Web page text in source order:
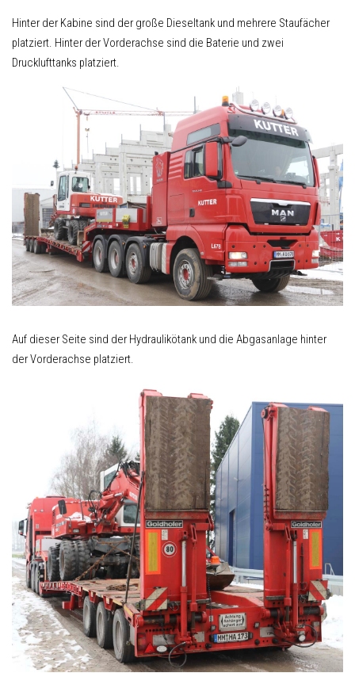
Hinter der Kabine sind der große Dieseltank und mehrere Staufächer
platziert. Hinter der Vorderachse sind die Baterie und zwei
Drucklufttanks platziert.
Auf dieser Seite sind der Hydraulikötank und die Abgasanlage hinter
der Vorderachse platziert.